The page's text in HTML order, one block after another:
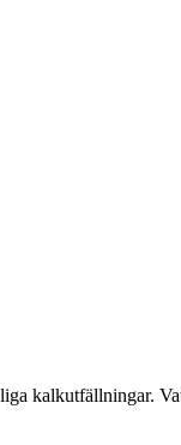
kalkutfällningar.